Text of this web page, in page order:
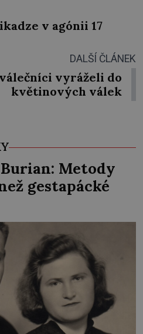
v agónii 17
DALŠÍ ČLÁNEK
vyráželi do
květinových válek
Metody
gestapácké